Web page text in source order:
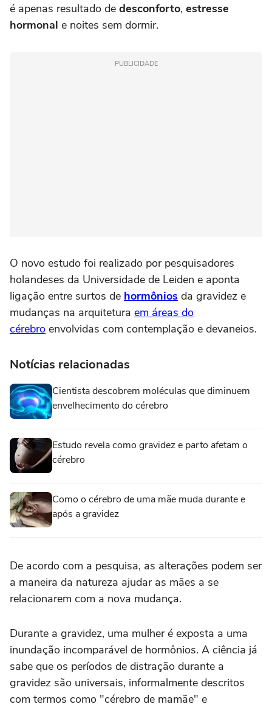
é apenas resultado de desconforto, estresse
hormonal e noites sem dormir.
PUBLICIDADE
O novo estudo foi realizado por pesquisadores
holandeses da Universidade de Leiden e aponta
ligação entre surtos de hormônios da gravidez e
mudanças na arquitetura em áreas do
cérebro envolvidas com contemplação e devaneios.
Notícias relacionadas
Cientista descobrem moléculas que diminuem
envelhecimento do cérebro
Estudo revela como gravidez e parto afetam o
cérebro
Como o cérebro de uma mãe muda durante e
após a gravidez
De acordo com a pesquisa, as alterações podem ser
a maneira da natureza ajudar as mães a se
relacionarem com a nova mudança.
Durante a gravidez, uma mulher é exposta a uma
inundação incomparável de hormônios. A ciência já
sabe que os períodos de distração durante a
gravidez são universais, informalmente descritos
com termos como "cérebro de mamãe" e